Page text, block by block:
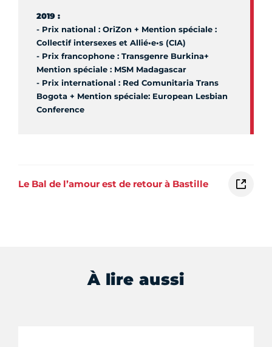
2019 :
- Prix national : OriZon + Mention spéciale :
Collectif intersexes et Allié•e•s (CIA)
- Prix francophone : Transgenre Burkina+
Mention spéciale : MSM Madagascar
- Prix international : Red Comunitaria Trans
Bogota + Mention spéciale: European Lesbian
Conference
Le Bal de l’amour est de retour à Bastille
À lire aussi